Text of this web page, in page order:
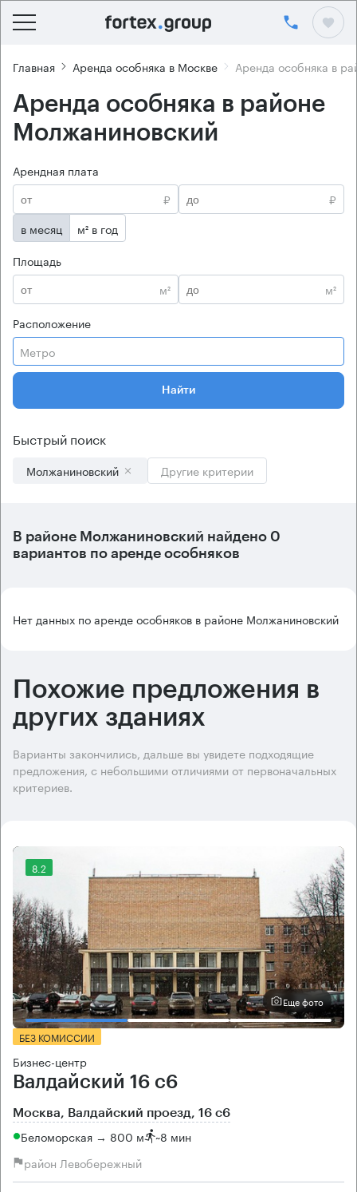
Главная Аренда особняка в Москве Аренда особняка в
Аренда особняка в районе
Молжаниновский
Арендная плата
₽
₽
в месяц
м² в год
Площадь
м²
м²
Расположение
Метро
Найти
Быстрый поиск
Молжаниновский Другие критерии
В районе Молжаниновский найдено 0
вариантов по аренде особняков
Нет данных по аренде особняков в районе Молжаниновский
Похожие предложения в
других зданиях
Варианты закончились, дальше вы увидете подходящие
предложения, с небольшими отличиями от первоначальных
критериев.
8.2
Еще фото
БЕЗ КОМИССИИ
Бизнес-центр
Валдайский 16 с6
Москва, Валдайский проезд, 16 с6
Беломорская → 800 м ~8 мин
район Левобережный